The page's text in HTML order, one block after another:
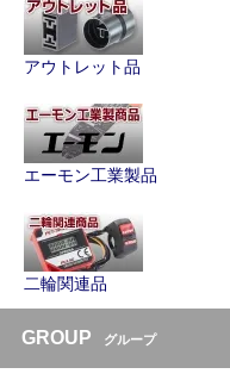
アウトレット品
エーモン工業製品
二輪関連品
GROUP グループ